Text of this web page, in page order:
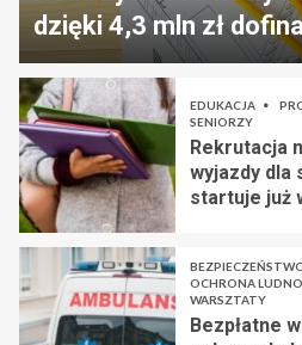
dzięki 4,3 mln zł
EDUKACJA
SENIORZY
Rekrutacja
wyjazdy dla
startuje już
OCHRONA
WARSZTATY
Bezpłatne